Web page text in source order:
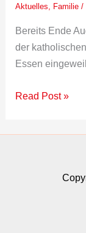
Aktuelles, Familie /
Bereits Ende
der
Essen
Read Post »